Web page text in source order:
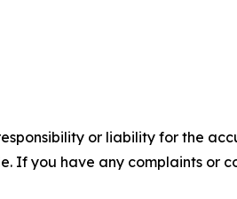
or liability for the
If you have any complaints or